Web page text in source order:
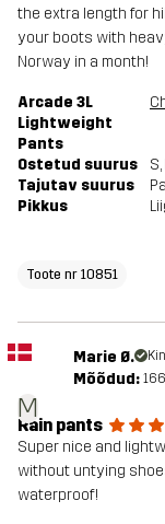
the extra length for
your boots with
Norway in a month!
Arcade 3L
Lightweight
Pants
Ostetud suurus S
Tajutav suurus
Pikkus
Toote nr 10851
M
Marie Ø.
Mõõdud:
Rain pants
Super nice and
without untying
waterproof!